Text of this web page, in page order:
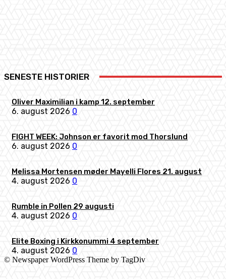
SENESTE HISTORIER
Oliver Maximilian i kamp 12. september
6. august 2026 0
FIGHT WEEK: Johnson er favorit mod Thorslund
6. august 2026 0
Melissa Mortensen møder Mayelli Flores 21. august
4. august 2026 0
Rumble in Pollen 29 augusti
4. august 2026 0
Elite Boxing i Kirkkonummi 4 september
4. august 2026 0
© Newspaper WordPress Theme by TagDiv